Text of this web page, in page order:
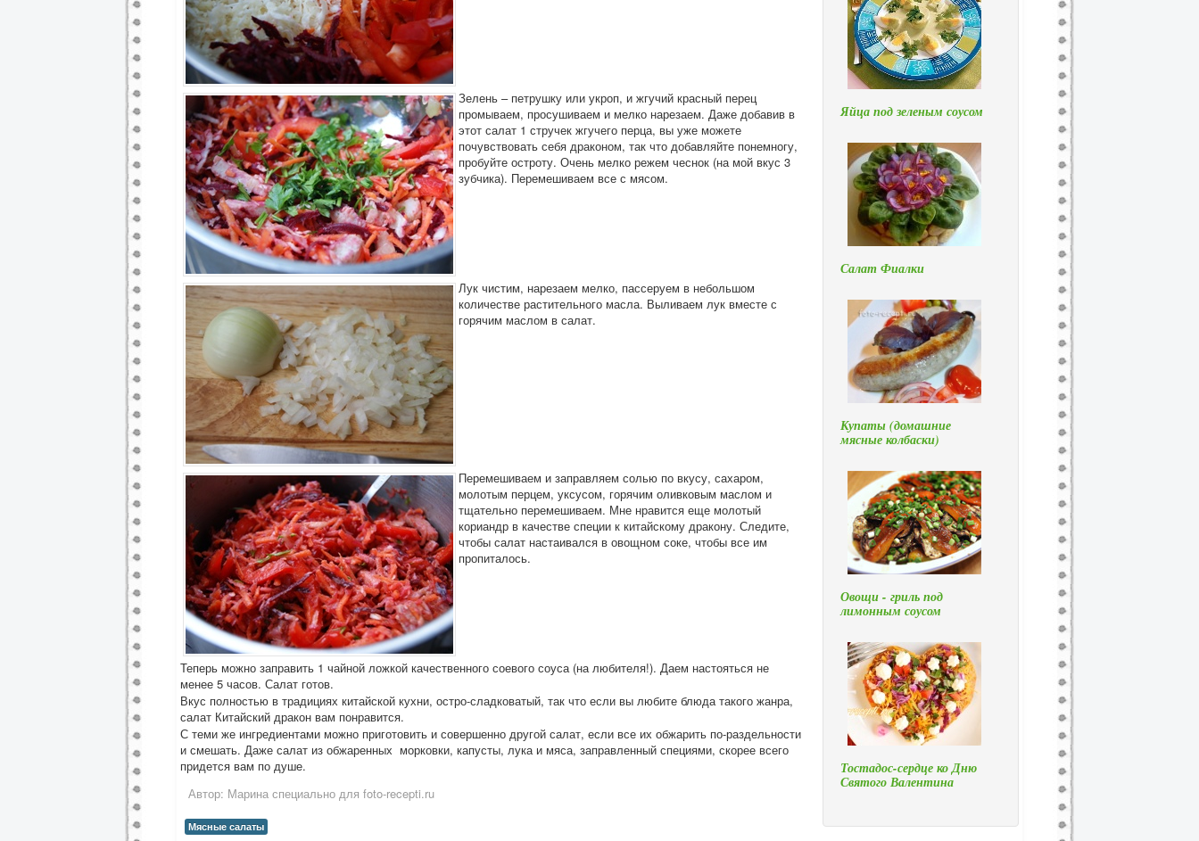
Зелень – петрушку или укроп, и жгучий красный перец
промываем, просушиваем и мелко нарезаем. Даже добавив в
этот салат 1 стручек жгучего перца, вы уже можете
почувствовать себя драконом, так что добавляйте понемногу,
пробуйте остроту. Очень мелко режем чеснок (на мой вкус 3
зубчика). Перемешиваем все с мясом.
Лук чистим, нарезаем мелко, пассеруем в небольшом
количестве растительного масла. Выливаем лук вместе с
горячим маслом в салат.
Перемешиваем и заправляем солью по вкусу, сахаром,
молотым перцем, уксусом, горячим оливковым маслом и
тщательно перемешиваем. Мне нравится еще молотый
кориандр в качестве специи к китайскому дракону. Следите,
чтобы салат настаивался в овощном соке, чтобы все им
пропиталось.
Теперь можно заправить 1 чайной ложкой качественного соевого соуса (на любителя!). Даем настояться не
менее 5 часов. Салат готов.
Вкус полностью в традициях китайской кухни, остро-сладковатый, так что если вы любите блюда такого жанра,
салат Китайский дракон вам понравится.
С теми же ингредиентами можно приготовить и совершенно другой салат, если все их обжарить по-раздельности
и смешать. Даже салат из обжаренных морковки, капусты, лука и мяса, заправленный специями, скорее всего
придется вам по душе.
Автор: Марина специально для foto-recepti.ru
Мясные салаты
Яйца под зеленым соусом
Салат Фиалки
Купаты (домашние
мясные колбаски)
Овощи - гриль под
лимонным соусом
Тостадос-сердце ко Дню
Святого Валентина